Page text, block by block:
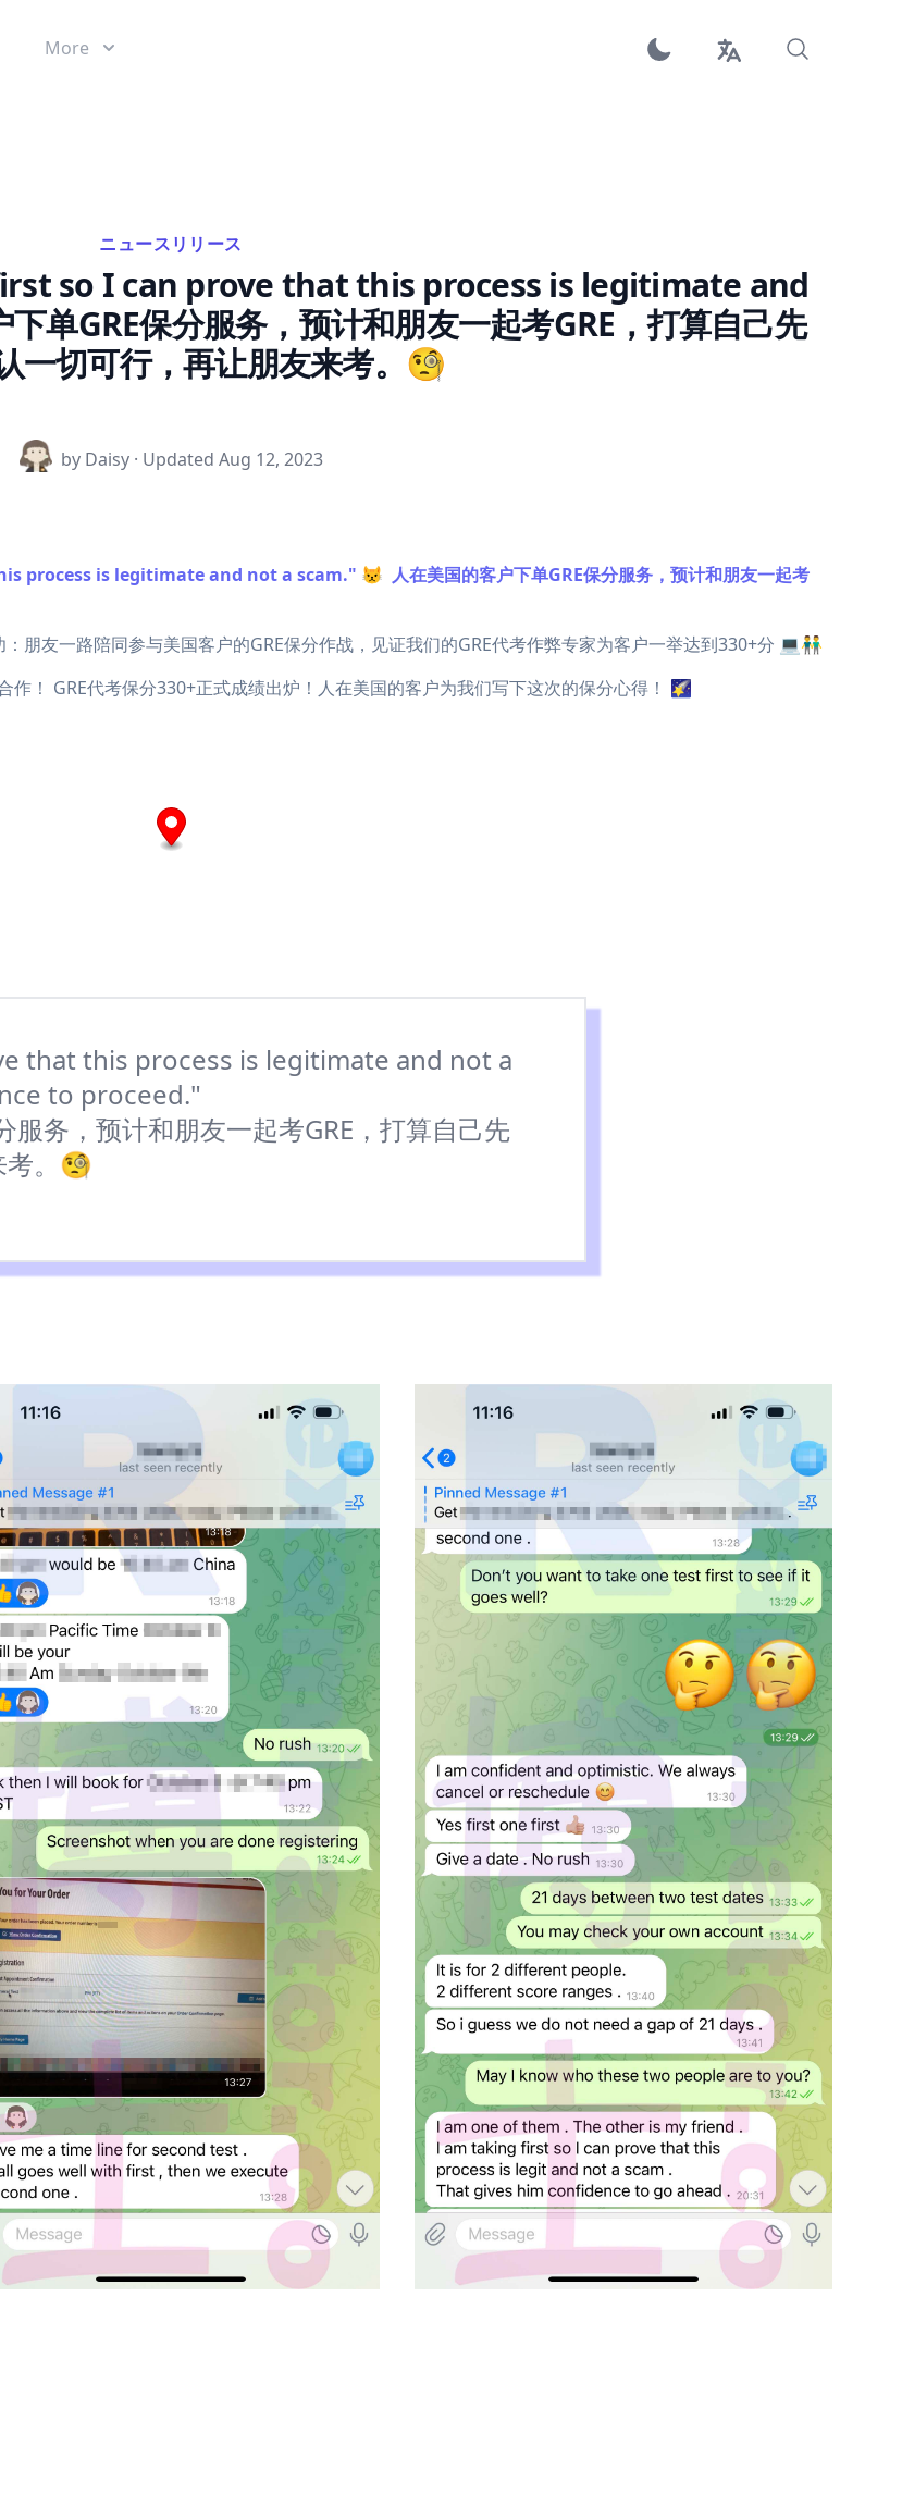
More
ニュースリリース
so I can prove that this process is legitimate and
单GRE保分服务，预计和朋友一起考GRE，打算自己先
一切可行，再让朋友来考。🧐
by Daisy · Updated Aug 12, 2023
is legitimate and not a scam." 😾 人在美国的客户下单GRE保分服务，预计和朋友一起考
友一路陪同参与美国客户的GRE保分作战，见证我们的GRE代考作弊专家为客户一举达到330+分 💻👬
作！ GRE代考保分330+正式成绩出炉！人在美国的客户为我们写下这次的保分心得！ 🌠
that this process is legitimate and not a
to proceed."
服务，预计和朋友一起考GRE，打算自己先
考。🧐